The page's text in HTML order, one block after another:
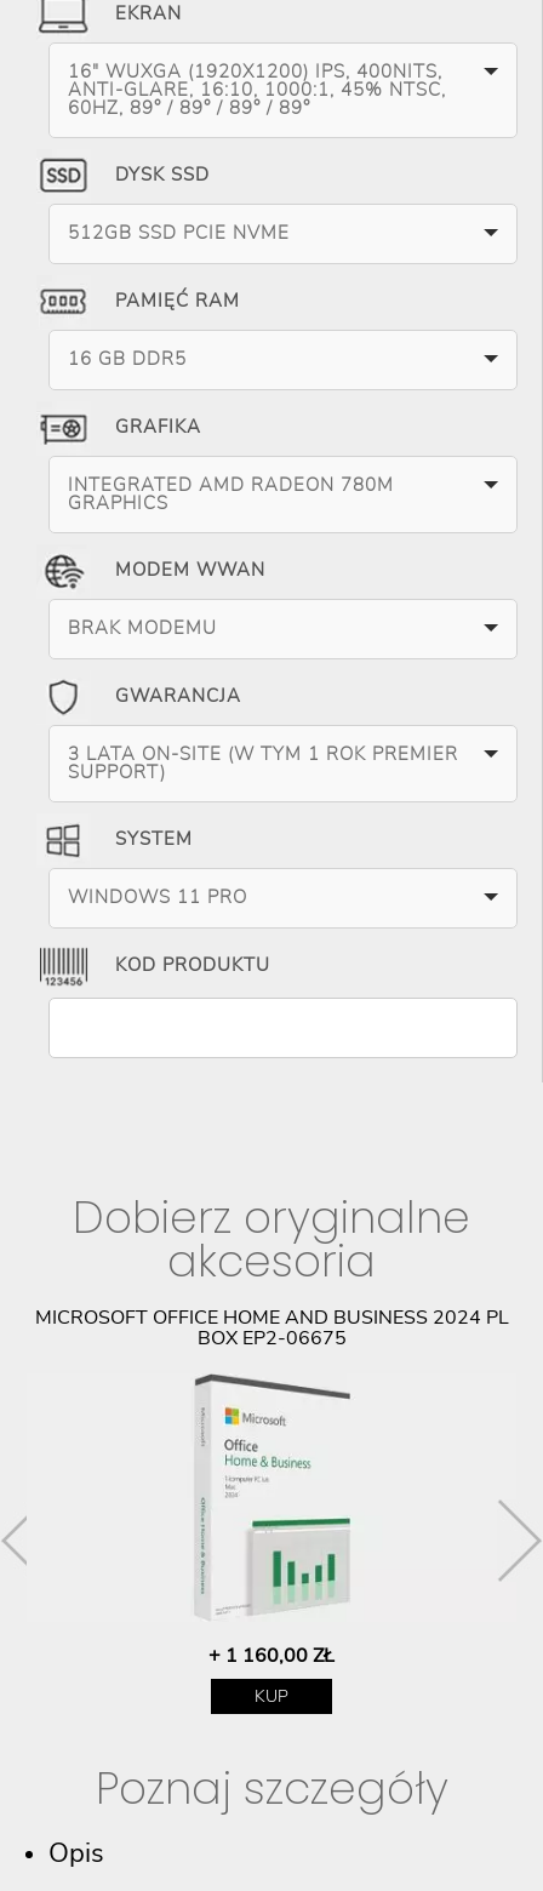
EKRAN
16" WUXGA (1920X1200) IPS, 400NITS,
ANTI-GLARE, 16:10, 1000:1, 45% NTSC,
60HZ, 89° / 89° / 89° / 89°
DYSK SSD
512GB SSD PCIE NVME
PAMIĘĆ RAM
16 GB DDR5
GRAFIKA
INTEGRATED AMD RADEON 780M
GRAPHICS
MODEM WWAN
BRAK MODEMU
GWARANCJA
3 LATA ON-SITE (W TYM 1 ROK PREMIER
SUPPORT)
SYSTEM
WINDOWS 11 PRO
KOD PRODUKTU
Dobierz oryginalne
akcesoria
MICROSOFT OFFICE HOME AND BUSINESS 2024 PL
BOX EP2-06675
+ 1 160,00 ZŁ
KUP
Poznaj szczegóły
Opis